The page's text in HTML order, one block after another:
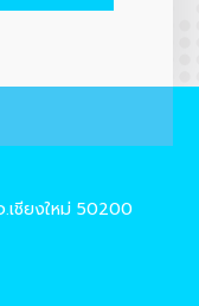
เชียงใหม่ 50200